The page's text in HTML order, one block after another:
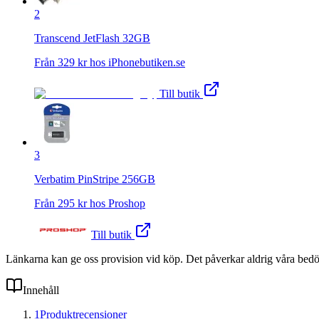
2
Transcend JetFlash 32GB
Från 329 kr hos iPhonebutiken.se
Till butik
3
Verbatim PinStripe 256GB
Från 295 kr hos Proshop
Till butik
Länkarna kan ge oss provision vid köp. Det påverkar aldrig våra
Innehåll
1Produktrecensioner